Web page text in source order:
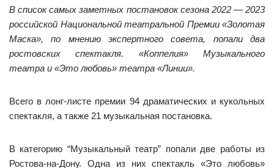
В список самых заметных постановок сезона 2022 — 2023
российской Национальной театральной Премии «Золотая
Маска»,по мнению экспертного совета, попали два
ростовских спектакля. «Коппелия» Музыкального
театра и «Это любовь» театра «Линии».
Всего в лонг-листе премии 94 драматических и кукольных
спектакля, а также 21 музыкальная постановка.
В категорию “Музыкальный театр” попали две работы из
Ростова-на-Дону. Одна из них спектакль «Это любовь»